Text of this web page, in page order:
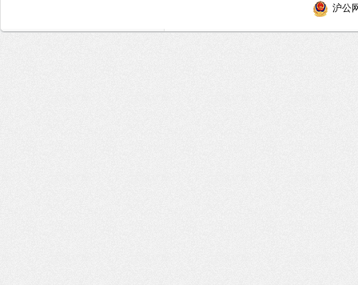
沪公